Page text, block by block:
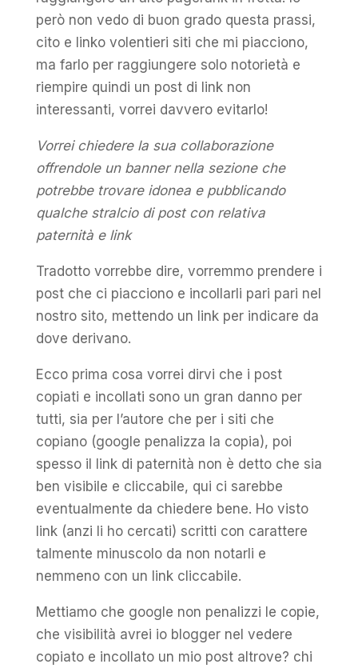
però non vedo di buon grado questa prassi,
cito e linko volentieri siti che mi piacciono,
ma farlo per raggiungere solo notorietà e
riempire quindi un post di link non
interessanti, vorrei davvero evitarlo!
Vorrei chiedere la sua collaborazione
offrendole un banner nella sezione che
potrebbe trovare idonea e pubblicando
qualche stralcio di post con relativa
paternità e link
Tradotto vorrebbe dire, vorremmo prendere i
post che ci piacciono e incollarli pari pari nel
nostro sito, mettendo un link per indicare da
dove derivano.
Ecco prima cosa vorrei dirvi che i post
copiati e incollati sono un gran danno per
tutti, sia per l’autore che per i siti che
copiano (google penalizza la copia), poi
spesso il link di paternità non è detto che sia
ben visibile e cliccabile, qui ci sarebbe
eventualmente da chiedere bene. Ho visto
link (anzi li ho cercati) scritti con carattere
talmente minuscolo da non notarli e
nemmeno con un link cliccabile.
Mettiamo che google non penalizzi le copie,
che visibilità avrei io blogger nel vedere
copiato e incollato un mio post altrove? chi